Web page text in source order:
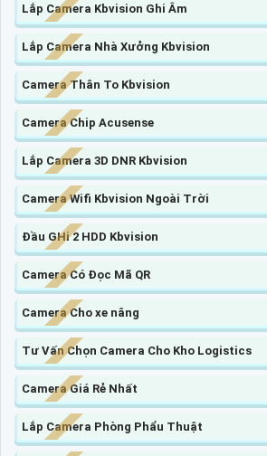
Lắp Camera Kbvision Ghi Âm
Lắp Camera Nhà Xưởng Kbvision
Camera Thân To Kbvision
Camera Chip Acusense
Lắp Camera 3D DNR Kbvision
Camera Wifi Kbvision Ngoài Trời
Đầu GHi 2 HDD Kbvision
Camera Có Đọc Mã QR
Camera Cho xe nâng
Tư Vấn Chọn Camera Cho Kho Logistics
Camera Giá Rẻ Nhất
Lắp Camera Phòng Phẩu Thuật